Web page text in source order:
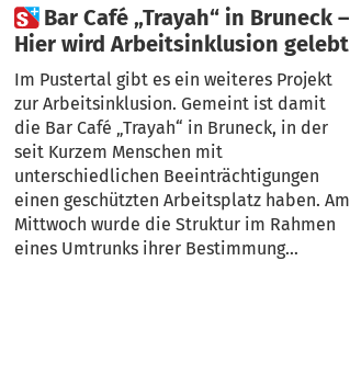
 Bar Café „Trayah“ in Bruneck –
Hier wird Arbeitsinklusion gelebt
Im Pustertal gibt es ein weiteres Projekt
zur Arbeitsinklusion. Gemeint ist damit
die Bar Café „Trayah“ in Bruneck, in der
seit Kurzem Menschen mit
unterschiedlichen Beeinträchtigungen
einen geschützten Arbeitsplatz haben. Am
Mittwoch wurde die Struktur im Rahmen
eines Umtrunks ihrer Bestimmung